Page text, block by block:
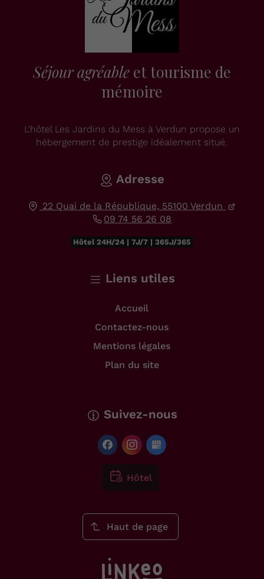
Séjour agréableet tourisme de
mémoire
L'hôtel Les Jardins du Mess à Verdun propose un
hébergement de prestige idéalement situé.
Adresse
22 Quai de la République, 55100 Verdun
09 74 56 26 08
Hôtel 24H/24 | 7J/7 | 365J/365
Liens utiles
Accueil
Contactez-nous
Mentions légales
Plan du site
Suivez-nous
Hôtel
Haut de page